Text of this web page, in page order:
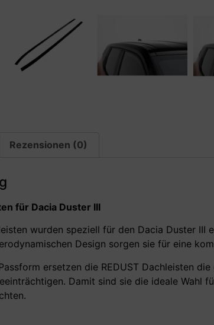
Rezensionen (0)
für Dacia Duster III
wurden speziell für den Dacia Duster
Design sorgen sie für eine
ersetzen die REDUST Dachleisten
Damit sind sie die ideale Wahl